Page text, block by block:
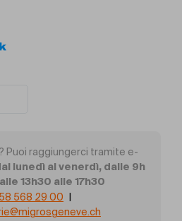
Puoi raggiungerci tramite e-
lunedì al venerdì, dalle 9h
13h30 alle 17h30
568 29 00